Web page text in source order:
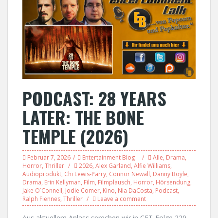
PODCAST: 28 YEARS
LATER: THE BONE
TEMPLE (2026)
Februar 7, 2026 Entertainment Blog Alle, Drama,
Horror, Thriller 2026, Alex Garland, Alfie Williams,
Audioprodukt, Chi Lewis-Parry, Connor Newall, Danny Boyle,
Drama, Erin Kellyman, Film, Filmplausch, Horror, Hörsendung,
Jake O´Connell, Jodie Comer, Kino, Nia DaCosta, Podcast,
Ralph Fiennes, Thriller Leave a comment